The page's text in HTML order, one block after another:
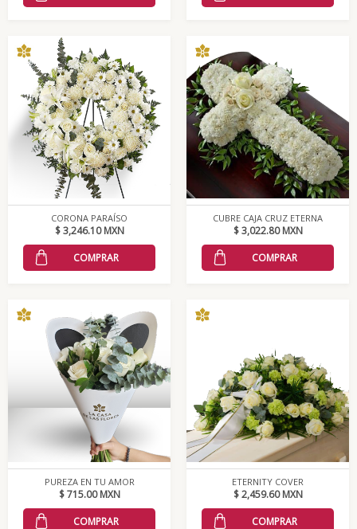
CORONA PARAÍSO
$ 3,246.10 MXN
COMPRAR
CUBRE CAJA CRUZ ETERNA
$ 3,022.80 MXN
COMPRAR
PUREZA EN TU AMOR
$ 715.00 MXN
COMPRAR
ETERNITY COVER
$ 2,459.60 MXN
COMPRAR